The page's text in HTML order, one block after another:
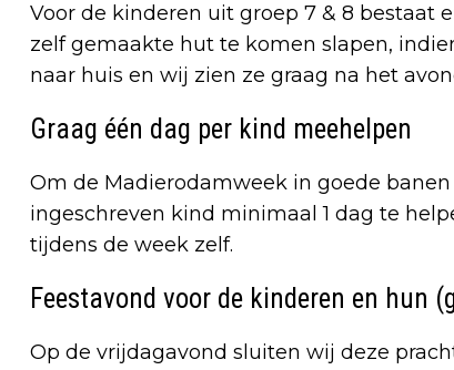
Voor de kinderen uit groep 7 & 8
zelf gemaakte hut te komen slapen,
naar huis en wij zien ze graag na het
Graag één dag per kind meehelpen
Om de Madierodamweek in goede
ingeschreven kind minimaal 1 dag te
tijdens de week zelf.
Feestavond voor de kinderen en hun
Op de vrijdagavond sluiten wij deze